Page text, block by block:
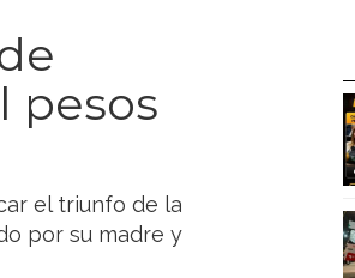
pesos
el triunfo de la
por su madre y